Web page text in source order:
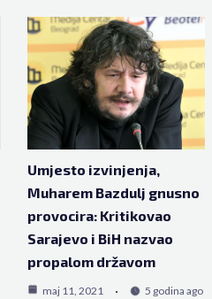
Umjesto izvinjenja,
Muharem Bazdulj gnusno
provocira: Kritikovao
Sarajevo i BiH nazvao
propalom državom
maj 11, 2021 5 godina ago